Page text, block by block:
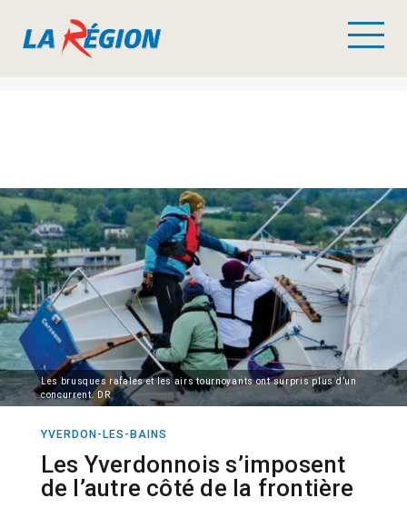
Les brusques rafales et les airs tournoyants ont surpris plus d’un
concurrent. DR
YVERDON-LES-BAINS
Les Yverdonnois s’imposent
de l’autre côté de la frontière